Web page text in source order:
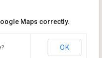
市
Maps correctly.
OK